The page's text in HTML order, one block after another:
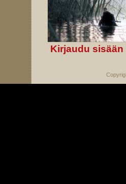
Kirjaudu sisään